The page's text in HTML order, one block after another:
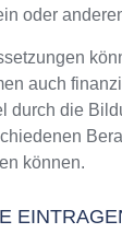
oder
auch
durch die
können.